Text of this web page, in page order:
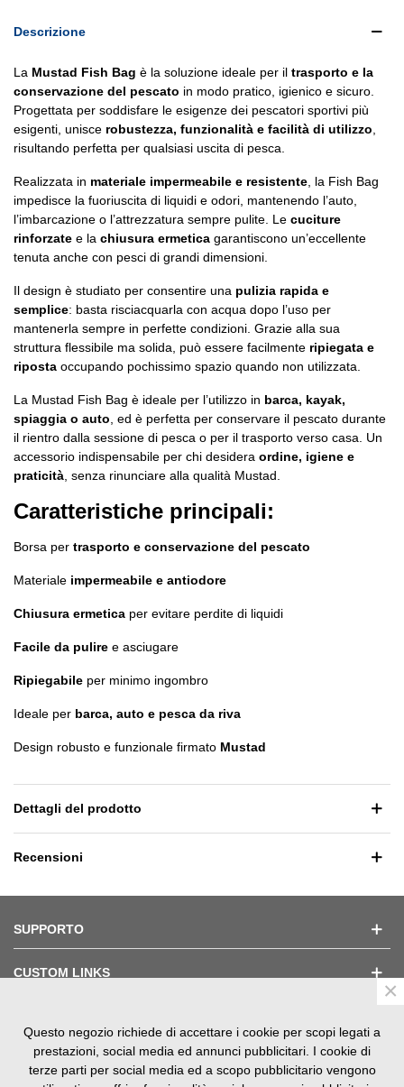
Descrizione
La Mustad Fish Bag è la soluzione ideale per il trasporto e la
conservazione del pescato in modo pratico, igienico e sicuro.
Progettata per soddisfare le esigenze dei pescatori sportivi più
esigenti, unisce robustezza, funzionalità e facilità di utilizzo
risultando perfetta per qualsiasi uscita di pesca.
Realizzata in materiale impermeabile e resistente , la Fish Bag
impedisce la fuoriuscita di liquidi e odori, mantenendo l’auto,
l’imbarcazione o l’attrezzatura sempre pulite. Le cuciture
rinforzate e la chiusura ermetica garantiscono un’eccellente
tenuta anche con pesci di grandi dimensioni.
Il design è studiato per consentire una pulizia rapida e
semplice: basta risciacquarla con acqua dopo l’uso per
mantenerla sempre in perfette condizioni. Grazie alla sua
struttura flessibile ma solida, può essere facilmente ripiegata e
riposta occupando pochissimo spazio quando non utilizzata.
La Mustad Fish Bag è ideale per l’utilizzo in barca, kayak,
spiaggia o auto , ed è perfetta per conservare il pescato durante
il rientro dalla sessione di pesca o per il trasporto verso casa. Un
accessorio indispensabile per chi desidera ordine, igiene e
praticità , senza rinunciare alla qualità Mustad.
Caratteristiche principali:
Borsa per trasporto e conservazione del pescato
Materiale impermeabile e antiodore
Chiusura ermetica per evitare perdite di liquidi
Facile da pulire e asciugare
Ripiegabile per minimo ingombro
Ideale per barca, auto e pesca da riva
Design robusto e funzionale firmato Mustad
Dettagli del prodotto
Recensioni
SUPPORTO
CUSTOM LINKS
TESTIMONIAL
Questo negozio richiede di accettare i cookie per scopi legati a
prestazioni, social media ed annunci pubblicitari. I cookie di
terze parti per social media ed a scopo pubblicitario vengono
×